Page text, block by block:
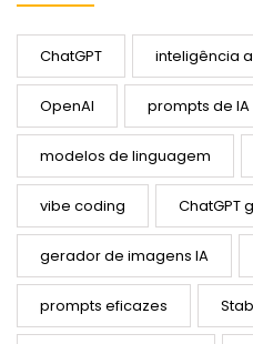
ChatGPT inteligência
OpenAI prompts de IA
modelos de linguagem
vibe coding ChatGPT
gerador de imagens IA
prompts eficazes